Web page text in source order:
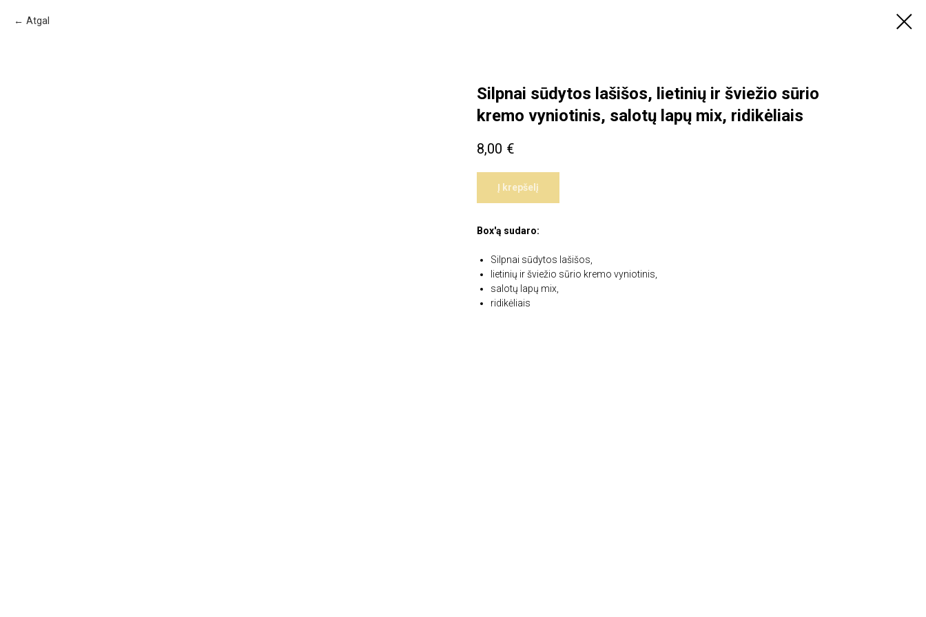
Atgal
Silpnai sūdytos lašišos, lietinių ir šviežio sūrio
kremo vyniotinis, salotų lapų mix, ridikėliais
8,00 €
Į krepšelį
Box'ą sudaro:
Silpnai sūdytos lašišos,
lietinių ir šviežio sūrio kremo vyniotinis,
salotų lapų mix,
ridikėliais